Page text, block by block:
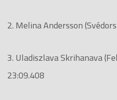
2. Melina Andersson
3. Uladiszlava Skrihanava
23:09.408